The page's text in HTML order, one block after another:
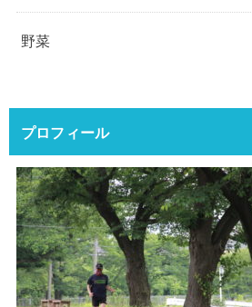
野菜
プロフィール